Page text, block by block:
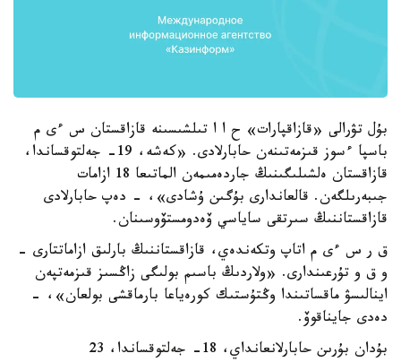
بۇل تۋرالى «قازاقپارات» ح ا ا تىلشىسىنە قازاقستان س ءى م
باسپا ءسوز قىزمەتىنەن حابارلادى. «كەشە، 19- جەلتوقساندا،
قازاقستان ەلشىلىگىنىڭ جاردەمىمەن الماتىعا 18 ازامات
جىبەرىلگەن. قالعاندارى بۇگىن ۇشادى»، - دەپ حابارلادى
قازاقستاننىڭ سىرتقى ساياسي ۆەدومستۆوسىنان.
ق ر س ءى م اتاپ وتكەندەي، قازاقستاننىڭ بارلىق ازاماتتارى -
و ق و تۇرعىندارى. «ولاردىڭ باسىم بولىگى زاڭسىز قىزمەتپەن
اينالىسۋ ماقساتىندا وڭتۇستىك كورەياعا بارماقشى بولعان»، -
دەدى جايناقوۆ.
بۇدان بۇرىن حابارلانعانداي، 18- جەلتوقساندا، 23